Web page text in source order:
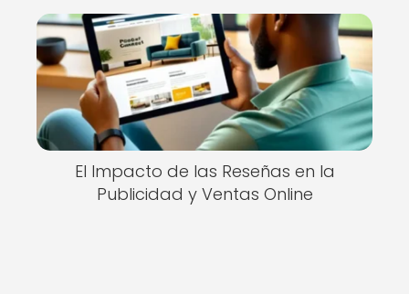
El Impacto de las Reseñas en la
Publicidad y Ventas Online